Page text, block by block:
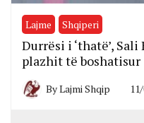
Lajme Shqiperi
Durrësi i ‘thatë’,
plazhit të boshatisur
ByLajmi Shqip